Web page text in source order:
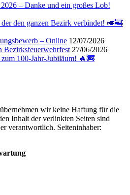
– Danke und ein großes Lob!
den ganzen Bezirk verbindet! 🎺🚒
– Online 12/07/2026
Bezirksfeuerwehrfest 27/06/2026
100-Jahr-Jubiläum! 🔥🚒
wir keine Haftung für die
Inhalt der verlinkten Seiten sind
verantwortlich. Seiteninhaber: